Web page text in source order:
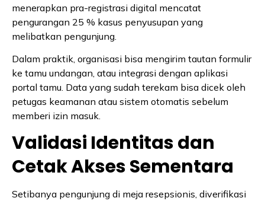
menerapkan pra-registrasi digital mencatat
pengurangan 25 % kasus penyusupan yang
melibatkan pengunjung.
Dalam praktik, organisasi bisa mengirim tautan formulir
ke tamu undangan, atau integrasi dengan aplikasi
portal tamu. Data yang sudah terekam bisa dicek oleh
petugas keamanan atau sistem otomatis sebelum
memberi izin masuk.
Validasi Identitas dan
Cetak Akses Sementara
Setibanya pengunjung di meja resepsionis, diverifikasi